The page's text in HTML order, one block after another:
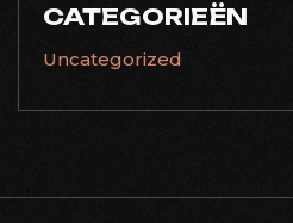
CATEGORIEËN
Uncategorized